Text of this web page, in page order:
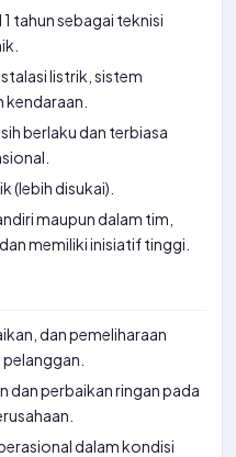
tahun sebagai teknisi
listrik, sistem
berlaku dan terbiasa
(lebih disukai).
maupun dalam tim,
memiliki inisiatif tinggi.
dan pemeliharaan
dan perbaikan ringan pada
dalam kondisi